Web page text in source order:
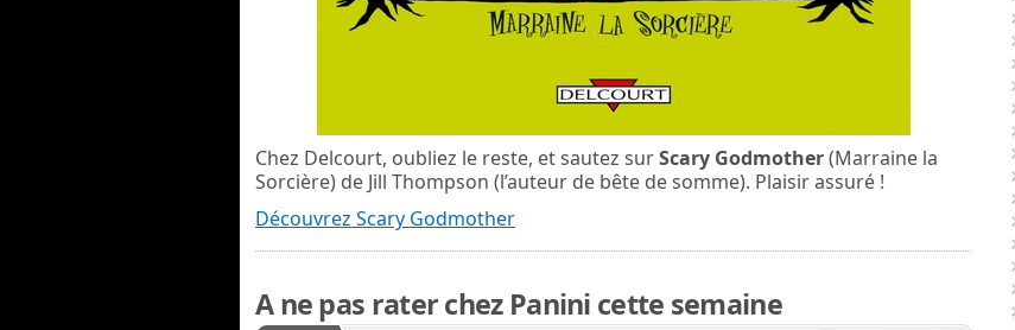
Chez Delcourt, oubliez le reste, et sautez surScary Godmother(Marraine la
Sorcière) de Jill Thompson (l’auteur de bête de somme). Plaisir assuré !
Découvrez Scary Godmother
A ne pas rater chez Panini cette semaine